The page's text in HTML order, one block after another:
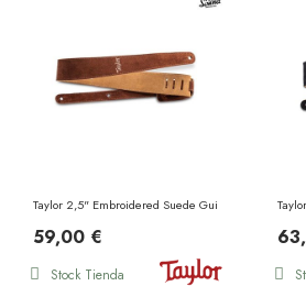
Taylor 2,5" Embroidered Suede Guitar Strap
59,00 €
Stock Tienda